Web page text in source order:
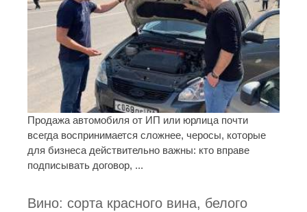
Продажа автомобиля от ИП или юрлица почти
всегда воспринимается сложнее, черосы, которые
для бизнеса действительно важны: кто вправе
подписывать договор, ...
Вино: сорта красного вина, белого